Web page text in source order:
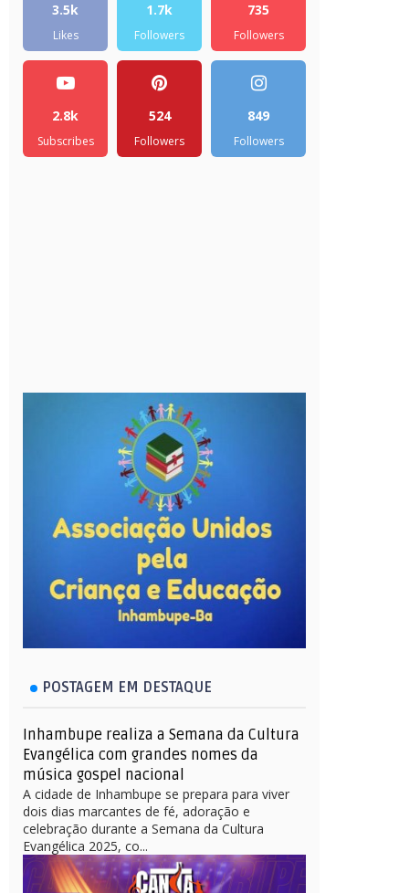
3.5k
Likes
1.7k
Followers
735
Followers
2.8k
Subscribes
524
Followers
849
Followers
POSTAGEM EM DESTAQUE
Inhambupe realiza a Semana da Cultura
Evangélica com grandes nomes da
música gospel nacional
A cidade de Inhambupe se prepara para viver
dois dias marcantes de fé, adoração e
celebração durante a Semana da Cultura
Evangélica 2025, co...